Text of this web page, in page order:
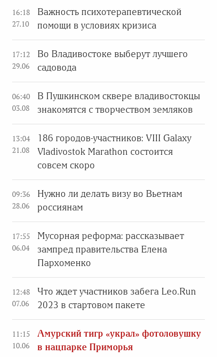
16:18
27.10
Важность психотерапевтической
помощи в условиях кризиса
17:12
29.06
Во Владивостоке выберут лучшего
садовода
06:40
03.08
В Пушкинском сквере владивостокцы
знакомятся с творчеством земляков
13:04
21.08
186 городов-участников: VIII Galaxy
Vladivostok Marathon состоится
совсем скоро
09:36
28.06
Нужно ли делать визу во Вьетнам
россиянам
17:55
06.04
Мусорная реформа: рассказывает
зампред правительства Елена
Пархоменко
12:48
07.06
Что ждет участников забега Leo.Run
2023 в стартовом пакете
11:15
10.06
Амурский тигр «украл» фотоловушку
в нацпарке Приморья